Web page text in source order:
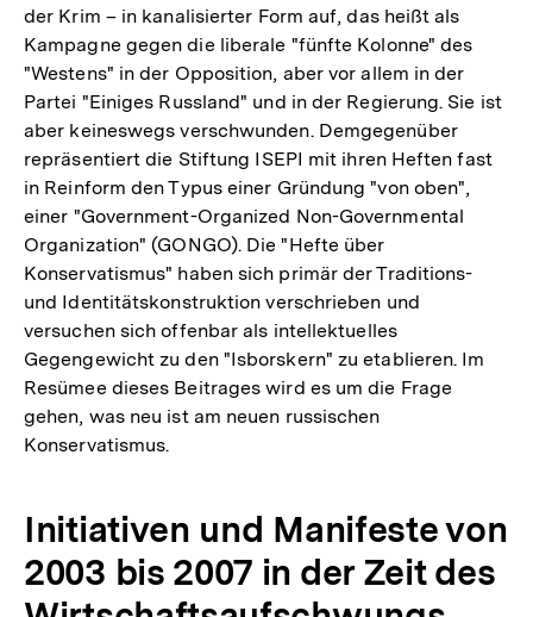
der Krim – in kanalisierter Form auf, das heißt als
Kampagne gegen die liberale "fünfte Kolonne" des
"Westens" in der Opposition, aber vor allem in der
Partei "Einiges Russland" und in der Regierung. Sie ist
aber keineswegs verschwunden. Demgegenüber
repräsentiert die Stiftung ISEPI mit ihren Heften fast
in Reinform den Typus einer Gründung "von oben",
einer "Government-Organized Non-Governmental
Organization" (GONGO). Die "Hefte über
Konservatismus" haben sich primär der Traditions-
und Identitätskonstruktion verschrieben und
versuchen sich offenbar als intellektuelles
Gegengewicht zu den "Isborskern" zu etablieren. Im
Resümee dieses Beitrages wird es um die Frage
gehen, was neu ist am neuen russischen
Konservatismus.
Initiativen und Manifeste von
2003 bis 2007 in der Zeit des